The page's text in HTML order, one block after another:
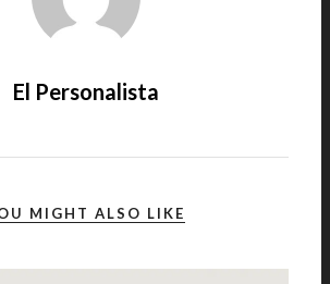
El Personalista
MIGHT ALSO LIKE